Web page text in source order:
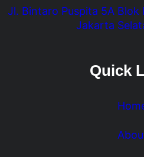
Jl. Bintaro Puspita 5A Blok
Jakarta
Quick